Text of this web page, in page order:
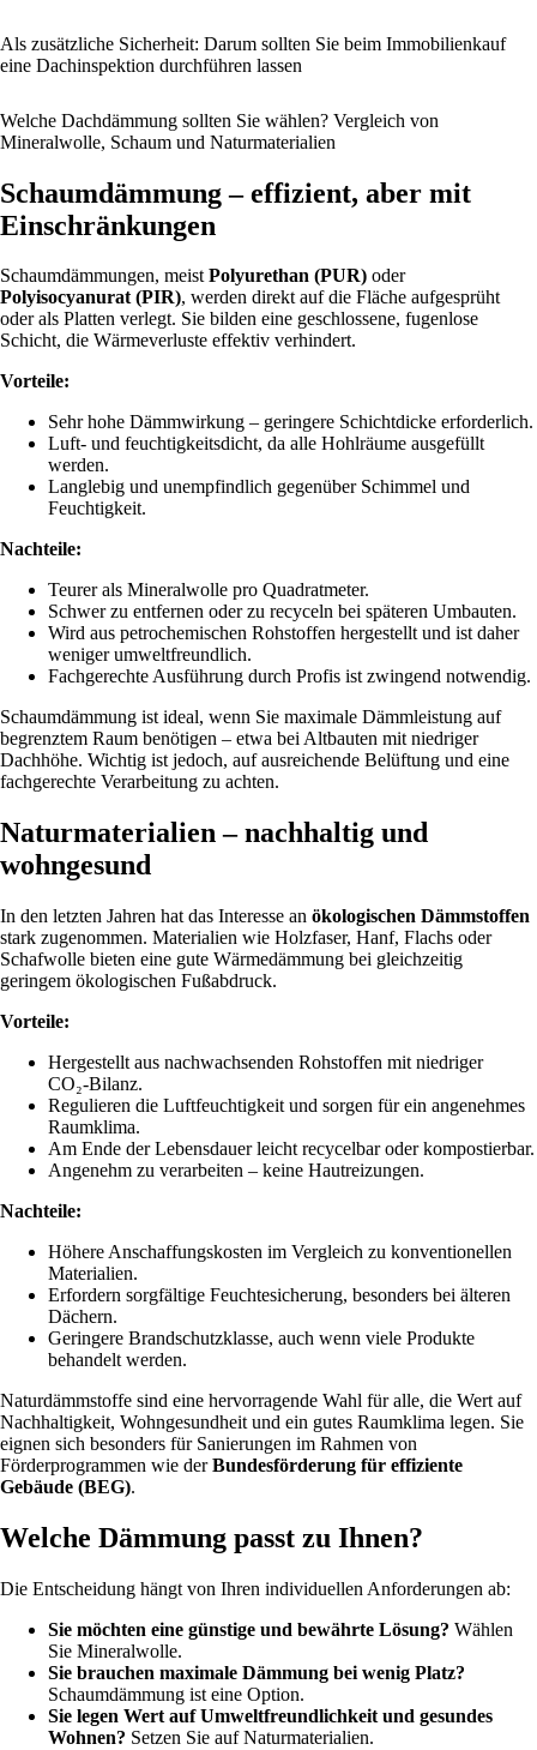
Als zusätzliche Sicherheit: Darum sollten Sie beim Immobilienkauf
eine Dachinspektion durchführen lassen
Welche Dachdämmung sollten Sie wählen? Vergleich von
Mineralwolle, Schaum und Naturmaterialien
Schaumdämmung – effizient, aber mit
Einschränkungen
Schaumdämmungen, meistPolyurethan (PUR) oder
Polyisocyanurat (PIR), werden direkt auf die Fläche aufgesprüht
oder als Platten verlegt. Sie bilden eine geschlossene, fugenlose
Schicht, die Wärmeverluste effektiv verhindert.
Vorteile:
Sehr hohe Dämmwirkung – geringere Schichtdicke erforderlich.
Luft- und feuchtigkeitsdicht, da alle Hohlräume ausgefüllt
werden.
Langlebig und unempfindlich gegenüber Schimmel und
Feuchtigkeit.
Nachteile:
Teurer als Mineralwolle pro Quadratmeter.
Schwer zu entfernen oder zu recyceln bei späteren Umbauten.
Wird aus petrochemischen Rohstoffen hergestellt und ist daher
weniger umweltfreundlich.
Fachgerechte Ausführung durch Profis ist zwingend notwendig.
Schaumdämmung ist ideal, wenn Sie maximale Dämmleistung auf
begrenztem Raum benötigen – etwa bei Altbauten mit niedriger
Dachhöhe. Wichtig ist jedoch, auf ausreichende Belüftung und eine
fachgerechte Verarbeitung zu achten.
Naturmaterialien – nachhaltig und
wohngesund
In den letzten Jahren hat das Interesse an ökologischen Dämmstoffen
stark zugenommen. Materialien wie Holzfaser, Hanf, Flachs oder
Schafwolle bieten eine gute Wärmedämmung bei gleichzeitig
geringem ökologischen Fußabdruck.
Vorteile:
Hergestellt aus nachwachsenden Rohstoffen mit niedriger
CO₂‑Bilanz.
Regulieren die Luftfeuchtigkeit und sorgen für ein angenehmes
Raumklima.
Am Ende der Lebensdauer leicht recycelbar oder kompostierbar.
Angenehm zu verarbeiten – keine Hautreizungen.
Nachteile:
Höhere Anschaffungskosten im Vergleich zu konventionellen
Materialien.
Erfordern sorgfältige Feuchtesicherung, besonders bei älteren
Dächern.
Geringere Brandschutzklasse, auch wenn viele Produkte
behandelt werden.
Naturdämmstoffe sind eine hervorragende Wahl für alle, die Wert auf
Nachhaltigkeit, Wohngesundheit und ein gutes Raumklima legen. Sie
eignen sich besonders für Sanierungen im Rahmen von
Förderprogrammen wie derBundesförderung für effiziente
Gebäude (BEG).
Welche Dämmung passt zu Ihnen?
Die Entscheidung hängt von Ihren individuellen Anforderungen ab:
Sie möchten eine günstige und bewährte Lösung? Wählen
Sie Mineralwolle.
Sie brauchen maximale Dämmung bei wenig Platz?
Schaumdämmung ist eine Option.
Sie legen Wert auf Umweltfreundlichkeit und gesundes
Wohnen? Setzen Sie auf Naturmaterialien.